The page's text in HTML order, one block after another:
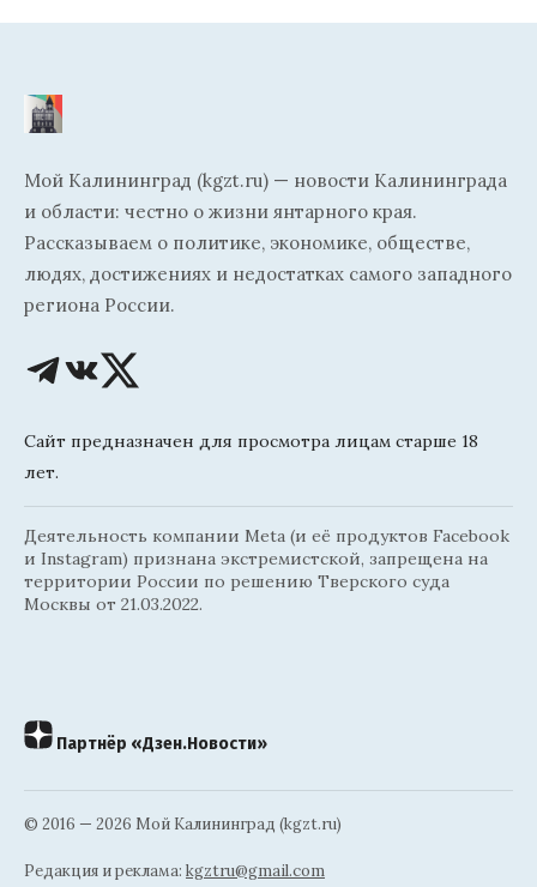
Мой Калининград (kgzt.ru) — новости Калининграда
и области: честно о жизни янтарного края.
Рассказываем о политике, экономике, обществе,
людях, достижениях и недостатках самого западного
региона России.
Сайт предназначен для просмотра лицам старше 18
лет.
Деятельность компании Meta (и её продуктов Facebook
и Instagram) признана экстремистской, запрещена на
территории России по решению Тверского суда
Москвы от 21.03.2022.
Партнёр «Дзен.Новости»
© 2016 — 2026 Мой Калининград (kgzt.ru)
Редакция и реклама: kgztru@gmail.com